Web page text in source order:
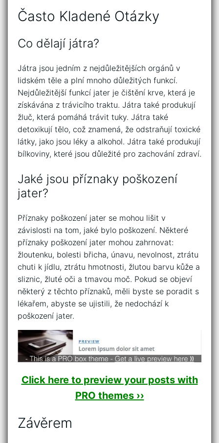
Často Kladené Otázky
Co dělají játra?
Játra jsou jedním z nejdůležitějších orgánů v
lidském těle a plní mnoho důležitých funkcí.
Nejdůležitější funkcí jater je čištění krve, která je
získávána z trávicího traktu. Játra také produkují
žluč, která pomáhá trávit tuky. Játra také
detoxikují tělo, což znamená, že odstraňují toxické
látky, jako jsou léky a alkohol. Játra také produkují
bílkoviny, které jsou důležité pro zachování zdraví.
Jaké jsou příznaky poškození
jater?
Příznaky poškození jater se mohou lišit v
závislosti na tom, jaké bylo poškození. Některé
příznaky poškození jater mohou zahrnovat:
žloutenku, bolesti břicha, únavu, nevolnost, ztrátu
chuti k jídlu, ztrátu hmotnosti, žlutou barvu kůže a
sliznic, žluté oči a tmavou moč. Pokud se objeví
některý z těchto příznaků, měli byste se poradit s
lékařem, abyste se ujistili, že nedochází k
poškození jater.
Click here to preview your posts with
PRO themes ››
Závěrem